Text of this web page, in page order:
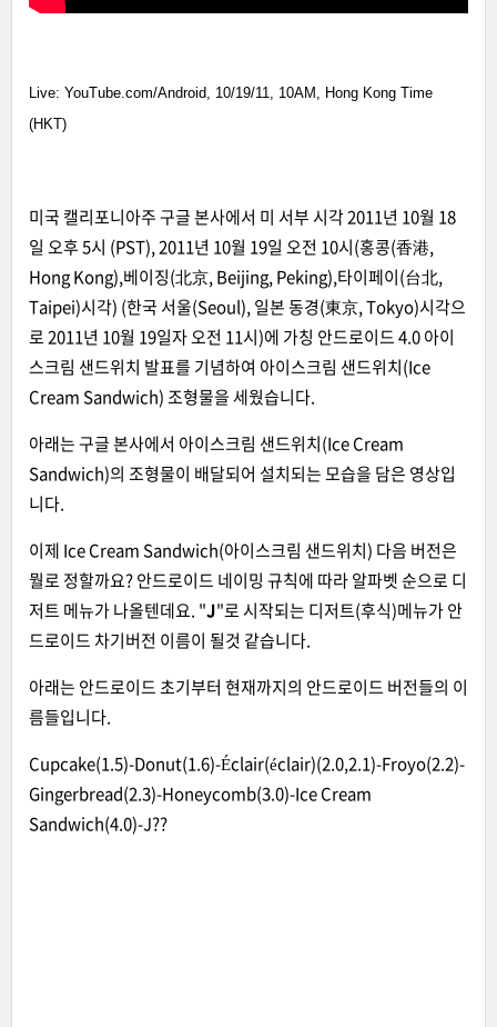
Live: YouTube.com/Android, 10/19/11, 10AM, Hong Kong Time
(HKT)
미국 캘리포니아주 구글 본사에서 미 서부 시각 2011년 10월 18
일 오후 5시 (PST), 2011년 10월 19일 오전 10시(홍콩(香港,
Hong Kong),베이징(北京, Beijing, Peking),타이페이(台北,
Taipei)시각) (한국 서울(Seoul), 일본 동경(東京, Tokyo)시각으
로 2011년 10월 19일자 오전 11시)에 가칭 안드로이드 4.0 아이
스크림 샌드위치 발표를 기념하여 아이스크림 샌드위치(Ice
Cream Sandwich) 조형물을 세웠습니다.
아래는 구글 본사에서 아이스크림 샌드위치(Ice Cream
Sandwich)의 조형물이 배달되어 설치되는 모습을 담은 영상입
니다.
이제 Ice Cream Sandwich(아이스크림 샌드위치) 다음 버전은
뭘로 정할까요? 안드로이드 네이밍 규칙에 따라 알파벳 순으로 디
저트 메뉴가 나올텐데요. "J"로 시작되는 디저트(후식)메뉴가 안
드로이드 차기버전 이름이 될것 같습니다.
아래는 안드로이드 초기부터 현재까지의 안드로이드 버전들의 이
름들입니다.
Cupcake(1.5)-Donut(1.6)-Éclair(éclair)(2.0,2.1)-Froyo(2.2)-
Gingerbread(2.3)-Honeycomb(3.0)-Ice Cream
Sandwich(4.0)-J??